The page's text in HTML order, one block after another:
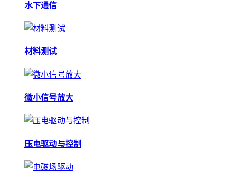
水下通信
材料测试
微小信号放大
压电驱动与控制